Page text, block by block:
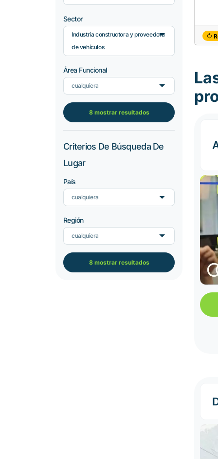
Sector
Industria constructora y proveedora
de vehículos
Área Funcional
cualquiera
8 mostrar resultados
Criterios De Búsqueda De
Lugar
País
cualquiera
Región
cualquiera
8 mostrar resultados